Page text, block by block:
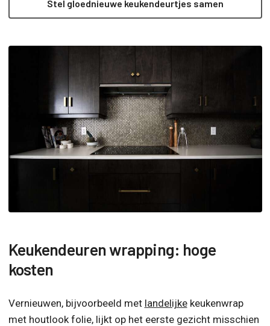
Stel gloednieuwe keukendeurtjes samen
Keukendeuren wrapping: hoge
kosten
Vernieuwen, bijvoorbeeld met landelijkekeukenwrap
met houtlook folie, lijkt op het eerste gezicht misschien